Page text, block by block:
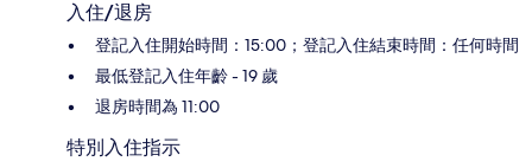
入住/退房
登記入住開始時間：15:00；登記入住結束時間：任何時間
最低登記入住年齡 - 19 歲
退房時間為 11:00
特別入住指示